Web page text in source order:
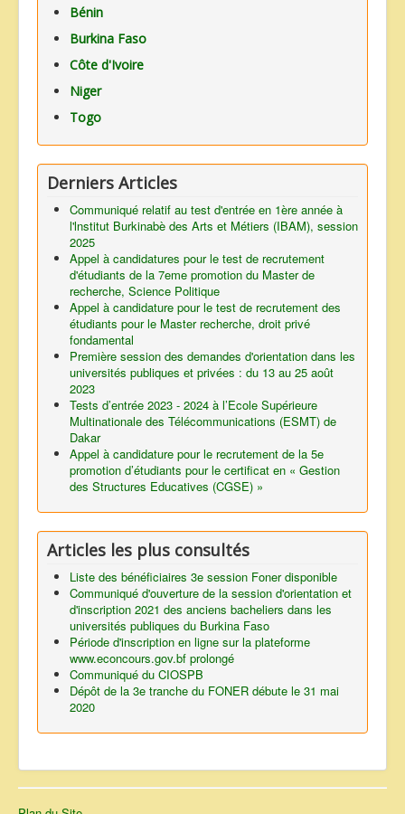
Bénin
Burkina Faso
Côte d'Ivoire
Niger
Togo
Derniers Articles
Communiqué relatif au test d'entrée en 1ère année à
l'lnstitut Burkinabè des Arts et Métiers (IBAM), session
2025
Appel à candidatures pour le test de recrutement
d'étudiants de la 7eme promotion du Master de
recherche, Science Politique
Appel à candidature pour le test de recrutement des
étudiants pour le Master recherche, droit privé
fondamental
Première session des demandes d'orientation dans les
universités publiques et privées : du 13 au 25 août
2023
Tests d’entrée 2023 - 2024 à l’Ecole Supérieure
Multinationale des Télécommunications (ESMT) de
Dakar
Appel à candidature pour le recrutement de la 5e
promotion d’étudiants pour le certificat en « Gestion
des Structures Educatives (CGSE) »
Articles les plus consultés
Liste des bénéficiaires 3e session Foner disponible
Communiqué d'ouverture de la session d'orientation et
d'inscription 2021 des anciens bacheliers dans les
universités publiques du Burkina Faso
Période d'inscription en ligne sur la plateforme
www.econcours.gov.bf prolongé
Communiqué du CIOSPB
Dépôt de la 3e tranche du FONER débute le 31 mai
2020